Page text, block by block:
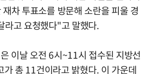
차 투표소를 방문해 소란을 피울 경
라고 요청했다"고 말했다.
이날 오전 6시~11시 접수된 지방선
총 11건이라고 밝혔다. 이 가운데